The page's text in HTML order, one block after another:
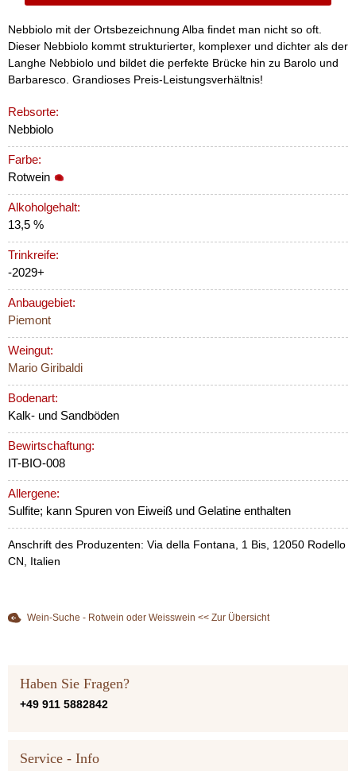
Nebbiolo mit der Ortsbezeichnung Alba findet man nicht so oft.
Dieser Nebbiolo kommt strukturierter, komplexer und dichter als der
Langhe Nebbiolo und bildet die perfekte Brücke hin zu Barolo und
Barbaresco. Grandioses Preis-Leistungsverhältnis!
Rebsorte:
Nebbiolo
Farbe:
Rotwein
Alkoholgehalt:
13,5 %
Trinkreife:
-2029+
Anbaugebiet:
Piemont
Weingut:
Mario Giribaldi
Bodenart:
Kalk- und Sandböden
Bewirtschaftung:
IT-BIO-008
Allergene:
Sulfite; kann Spuren von Eiweiß und Gelatine enthalten
Anschrift des Produzenten: Via della Fontana, 1 Bis, 12050 Rodello
CN, Italien
Wein-Suche - Rotwein oder Weisswein << Zur Übersicht
Haben Sie Fragen?
+49 911 5882842
Service - Info